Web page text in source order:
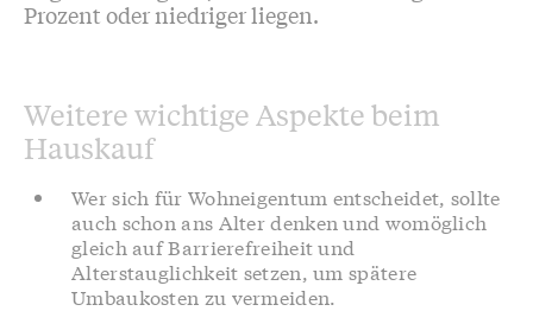
Prozent oder niedriger liegen.
Weitere wichtige Aspekte beim
Hauskauf
Wer sich für Wohneigentum entscheidet, sollte
auch schon ans Alter denken und womöglich
gleich auf Barrierefreiheit und
Alterstauglichkeit setzen, um spätere
Umbaukosten zu vermeiden.